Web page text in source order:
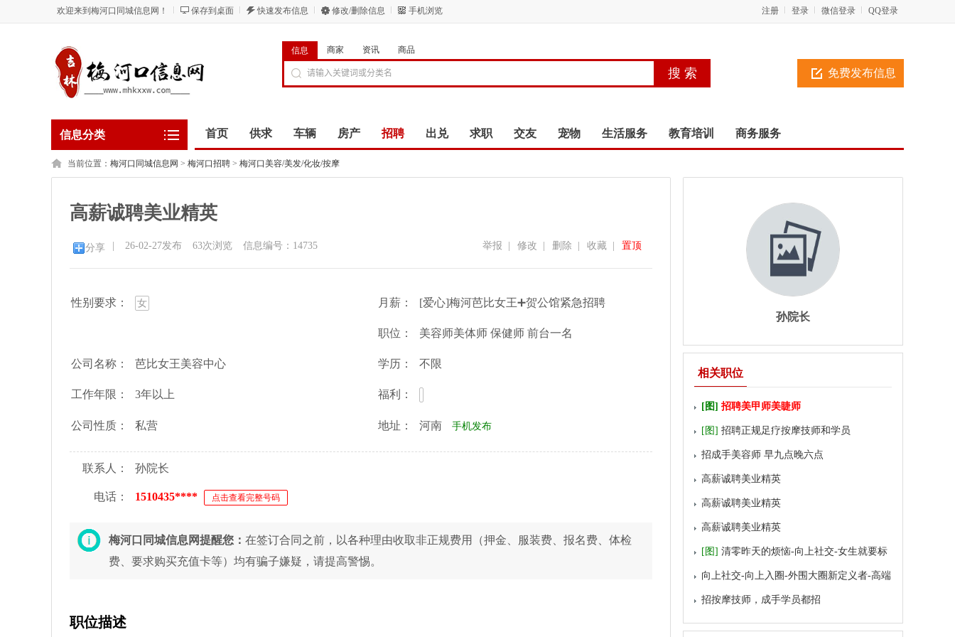
欢迎来到梅河口同城信息网！ 保存到桌面 快速发布信息 修改/删除信息 手机浏览 QQ登录
微信登录
登录
注册
免费发布信息
信息 商家 资讯 商品
信息分类 首页 供求 车辆 房产 招聘 出兑 求职 交友 宠物 生活服务 教育培训 商务服务
当前位置： 梅河口同城信息网 > 梅河口招聘 > 梅河口美容/美发/化妆/按摩
高薪诚聘美业精英
分享 26-02-27发布 63次浏览 信息编号：14735 置顶
收藏
删除
修改
举报
性别要求： 女 月薪： [爱心]梅河芭比女王➕贺公馆紧急招聘
职位： 美容师美体师 保健师 前台一名
公司名称： 芭比女王美容中心 学历： 不限
工作年限： 3年以上 福利：
公司性质： 私营 地址： 河南 手机发布
联系人： 孙院长
电话： 1510435**** 点击查看完整号码
梅河口同城信息网提醒您： 在签订合同之前，以各种理由收取非正规费用（押金、服装费、报名费、体检
费、要求购买充值卡等）均有骗子嫌疑，请提高警惕。
职位描述
孙院长
相关职位
[图] 招聘美甲师美睫师
[图] 招聘正规足疗按摩技师和学员
招成手美容师 早九点晚六点
高薪诚聘美业精英
高薪诚聘美业精英
高薪诚聘美业精英
[图] 清零昨天的烦恼-向上社交-女生就要标
榜自我-高端外围招聘-W
向上社交-向上入圈-外围大圈新定义者-高端
外围招聘-WW直聘
招按摩技师，成手学员都招